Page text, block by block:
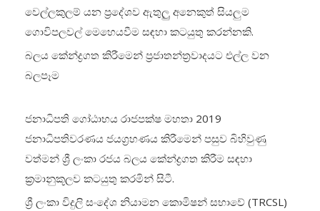
වෙල්ලකුලම් යන ප්‍රදේශව ඇතුලුු අනෙකුත් සියලු‍ම
ගොවිපලවල් මෙහෙයවීම සඳහා කටයුතු කරන්නකි.
බලය කේන්ද්‍රගත කිරීමෙන් ප්‍රජාතන්ත්‍රවාදයට එල්ල වන
බලපෑම
ජනාධිපති ගෝඨාභය රාජපක්ෂ මහතා 2019
ජනාධිපතිවරණය ජයග්‍රහණය කිරීමෙන් පසුව බිහිවුණු
වත්මන් ශ්‍රී ලංකා රජය බලය කේන්ද්‍රගත කිරීම සඳහා
ක්‍රමානුකූලව කටයුතු කරමින් සිටී.
ශ්‍රී ලංකා විදුලි සංදේශ නියාමන කොමිෂන් සභාවේ (TRCSL)